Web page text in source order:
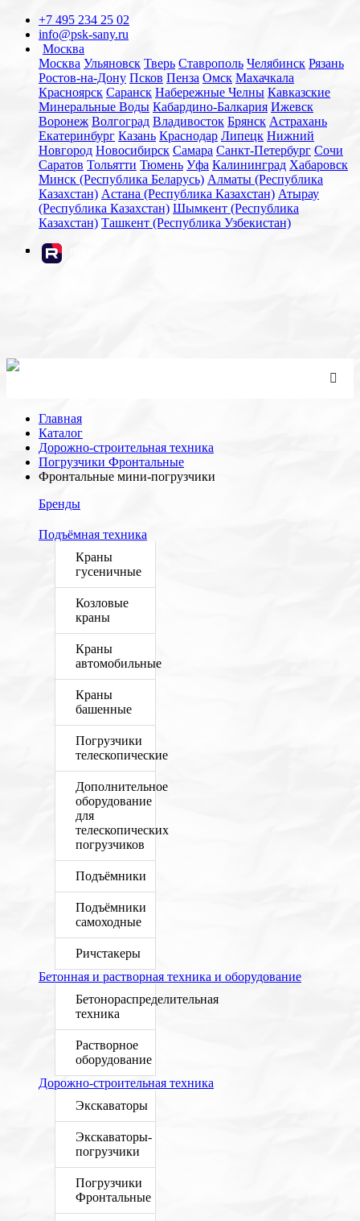
+7 495 234 25 02
info@psk-sany.ru
Москва
Москва Ульяновск Тверь Ставрополь Челябинск Рязань
Ростов-на-Дону Псков Пенза Омск Махачкала
Красноярск Саранск Набережные Челны Кавказские
Минеральные Воды Кабардино-Балкария Ижевск
Воронеж Волгоград Владивосток Брянск Астрахань
Екатеринбург Казань Краснодар Липецк Нижний
Новгород Новосибирск Самара Санкт-Петербург Сочи
Саратов Тольятти Тюмень Уфа Калининград Хабаровск
Минск (Республика Беларусь) Алматы (Республика
Казахстан) Астана (Республика Казахстан) Атырау
(Республика Казахстан) Шымкент (Республика
Казахстан) Ташкент (Республика Узбекистан)
Главная
Каталог
Дорожно-строительная техника
Погрузчики Фронтальные
Фронтальные мини-погрузчики
Бренды
Подъёмная техника
Краны
гусеничные
Козловые
краны
Краны
автомобильные
Краны
башенные
Погрузчики
телескопические
Дополнительное
оборудование
для
телескопических
погрузчиков
Подъёмники
Подъёмники
самоходные
Ричстакеры
Бетонная и растворная техника и оборудование
Бетонораспределительная
техника
Растворное
оборудование
Дорожно-строительная техника
Экскаваторы
Экскаваторы-
погрузчики
Погрузчики
Фронтальные